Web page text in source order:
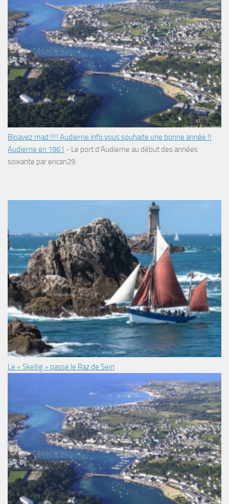
Bloavez mad !!!! Audierne info vous souhaite une bonne année !!
Audierne en 1961 - Le port d’Audierne au début des années
soixante par erican29.
Le « Skellig » passe le Raz de Sein